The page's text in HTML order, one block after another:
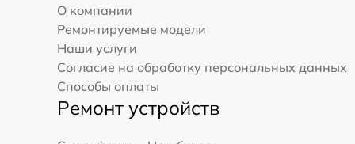
О компании
Ремонтируемые модели
Наши услуги
Согласие на обработку персональных данных
Способы оплаты
Ремонт устройств